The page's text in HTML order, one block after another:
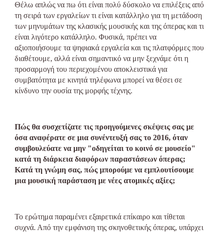
Θέλω απλώς να πω ότι είναι πολύ δύσκολο να επιλέξεις από
τη σειρά των εργαλείων τι είναι κατάλληλο για τη μετάδοση
των μηνυμάτων της κλασικής μουσικής και της όπερας και τι
είναι λιγότερο κατάλληλο. Φυσικά, πρέπει να
αξιοποιήσουμε τα ψηφιακά εργαλεία και τις πλατφόρμες που
διαθέτουμε, αλλά είναι σημαντικό να μην ξεχνάμε ότι η
προσαρμογή του περιεχομένου αποκλειστικά για
συμβατότητα με κινητά τηλέφωνα μπορεί να θέσει σε
κίνδυνο την ουσία της μορφής τέχνης.
Πώς θα συσχετίζατε τις προηγούμενες σκέψεις σας με
όσα αναφέρατε σε μια συνέντευξή σας το 2016, όταν
συμβουλεύατε να μην "οδηγείται το κοινό σε μουσείο"
κατά τη διάρκεια διαφόρων παραστάσεων όπερας;
Κατά τη γνώμη σας, πώς μπορούμε να εμπλουτίσουμε
μια μουσική παράσταση με νέες ατομικές αξίες;
Το ερώτημα παραμένει εξαιρετικά επίκαιρο και τίθεται
συχνά. Από την εμφάνιση της σκηνοθετικής όπερας, υπάρχει